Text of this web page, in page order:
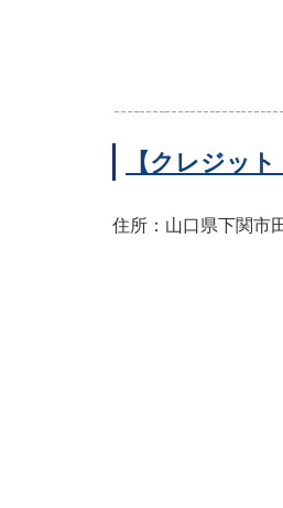
【クレジッ
住所：山口県下関市